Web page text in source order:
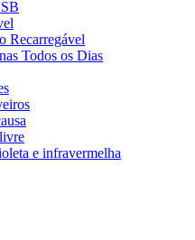
Recarregável
Todos os Dias
e infravermelha